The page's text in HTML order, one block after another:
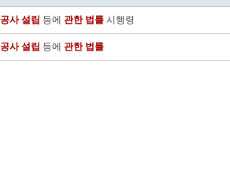
공사 설립 등에 관한 법률 시행령
공사 설립 등에 관한 법률